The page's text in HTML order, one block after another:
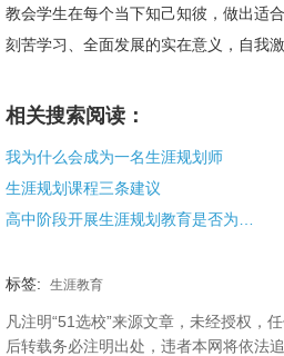
教会学生在每个当下知己知彼，做出适
刻苦学习、全面发展的实在意义，自我激
相关搜索阅读：
我为什么会成为一名生涯规划师
生涯规划课程三条建议
标签: 生涯教育
凡注明“51选校”来源文章，未经授权，
后转载务必注明出处，违者本网将依法